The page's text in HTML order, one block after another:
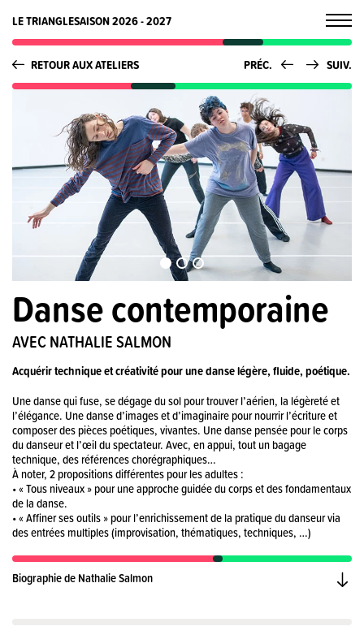
LE TRIANGLESAISON 2026 - 2027
RETOUR AUX ATELIERS PRÉC. SUIV.
Danse contemporaine
AVEC NATHALIE SALMON
Acquérir technique et créativité pour une danse légère, fluide, poétique.
Une danse qui fuse, se dégage du sol pour trouver l’aérien, la légèreté et
l’élégance. Une danse d’images et d’imaginaire pour nourrir l’écriture et
composer des pièces poétiques, vivantes. Une danse pensée pour le corps
du danseur et l’œil du spectateur. Avec, en appui, tout un bagage
technique, des références chorégraphiques…
À noter, 2 propositions différentes pour les adultes :
• « Tous niveaux » pour une approche guidée du corps et des fondamentaux
de la danse.
• « Affiner ses outils » pour l’enrichissement de la pratique du danseur via
des entrées multiples (improvisation, thématiques, techniques, …)
Biographie de Nathalie Salmon